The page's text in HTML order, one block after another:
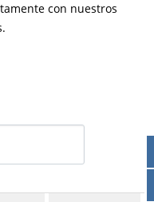
con nuestros